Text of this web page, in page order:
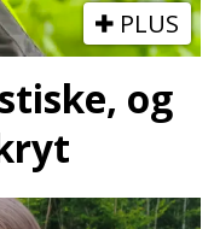
PLUS
og